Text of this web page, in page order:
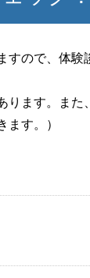
ので、体験
ります。また
す。）